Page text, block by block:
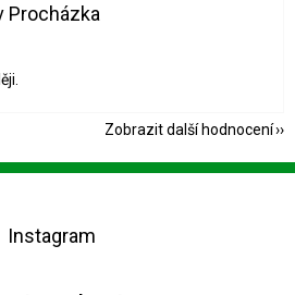
Procházka
obchodu je 1 z 5 hvězdiček.
Zobrazit další hodnocení
Instagram